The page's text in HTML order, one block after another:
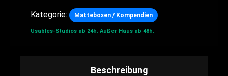
Kategorie: Matteboxen / Kompendien
Usables-Studios ab 24h. Außer Haus ab 48h.
Beschreibung